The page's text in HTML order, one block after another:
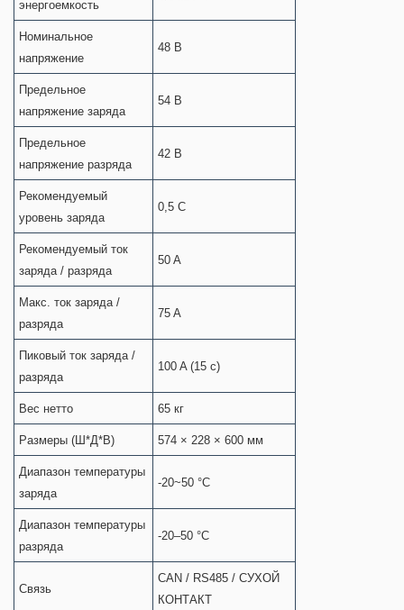
энергоемкость
Номинальное
напряжение
48 В
Предельное
напряжение заряда
54 В
Предельное
напряжение разряда
42 В
Рекомендуемый
уровень заряда
0,5 C
Рекомендуемый ток
заряда / разряда
50 A
Maкс. ток заряда /
разряда
75 A
Пиковый ток заряда /
разряда
100 A (15 с)
Вес нетто 65 кг
Размеры (Ш*Д*В) 574 × 228 × 600 мм
Диапазон температуры
заряда
-20~50 °C
Диапазон температуры
разряда
-20–50 °С
Связь
CAN / RS485 / СУХОЙ
КОНТАКТ